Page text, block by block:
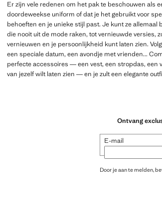
Er zijn vele redenen om het pak te beschouwen als
doordeweekse uniform of dat je het gebruikt voor
behoeften en je unieke stijl past. Je kunt ze
die nooit uit de mode raken, tot vernieuwde versies,
vernieuwen en je persoonlijkheid kunt laten zien.
een speciale datum, een avondje met vrienden...
perfecte accessoires — een vest, een stropdas, een
van jezelf wilt laten zien — en je zult een elegante
Ontvang
E-mail
Door je aan te melden,